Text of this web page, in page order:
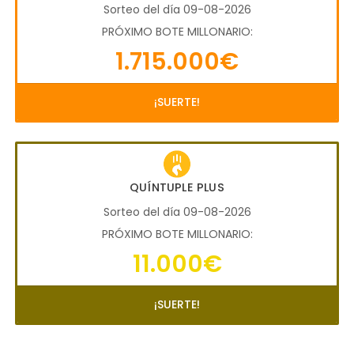
Sorteo del día 09-08-2026
PRÓXIMO BOTE MILLONARIO:
1.715.000€
¡SUERTE!
QUÍNTUPLE PLUS
Sorteo del día 09-08-2026
PRÓXIMO BOTE MILLONARIO:
11.000€
¡SUERTE!